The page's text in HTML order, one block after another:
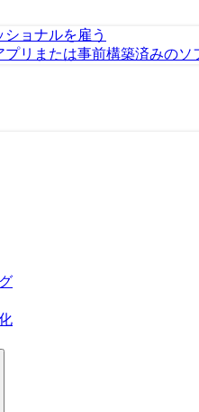
ショナルを雇う
プリまたは事前構築済みのソ